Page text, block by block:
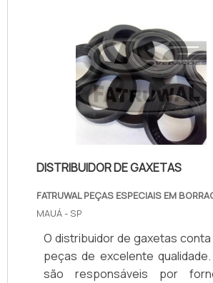
painel.Equipamentos
para fuscas O indicador
combustível é outro item que
entre os instrumentos para
mais procurados do
automotivo. Este produto,
originalmente é
DISTRIBUIDOR DE GAXETAS
FATRUWAL PEÇAS ESPECIAIS EM
MAUÁ - SP
O distribuidor de gaxetas conta
peças de excelente qualidade.
são responsáveis por